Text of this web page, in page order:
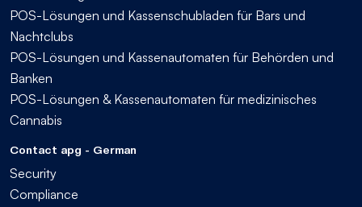
POS-Lösungen und Kassenschubladen für Bars und
Nachtclubs
POS-Lösungen und Kassenautomaten für Behörden und
Banken
POS-Lösungen & Kassenautomaten für medizinisches
Cannabis
Contact apg - German
Security
Compliance